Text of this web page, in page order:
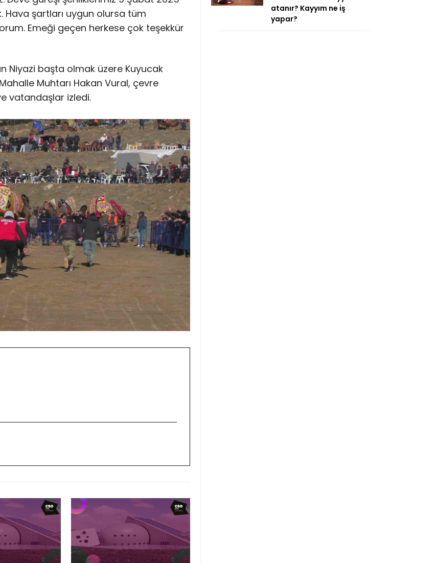
Hava şartları uygun olursa tüm
Emeği geçen herkese çok teşekkür
Niyazi başta olmak üzere Kuyucak
Muhtarı Hakan Vural, çevre
vatandaşlar izledi.
atanır? Kayyım ne iş
yapar?